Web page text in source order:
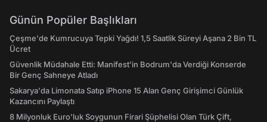
Günün Popüler Başlıkları
Çeşme'de Kumrucuya Tepki Yağdı! 1,5 Saatlik Süreyi Aşana 2 Bin TL
Ücret
Güvenlik Müdahale Etti: Manifest'in Bodrum'da Verdiği Konserde
Bir Genç Sahneye Atladı
Sakarya'da Limonata Satıp iPhone 15 Alan Genç Girişimci Günlük
Kazancını Paylaştı
8 Milyonluk Euro'luk Soygunun Firari Şüphelisi Olan Türk Çift,